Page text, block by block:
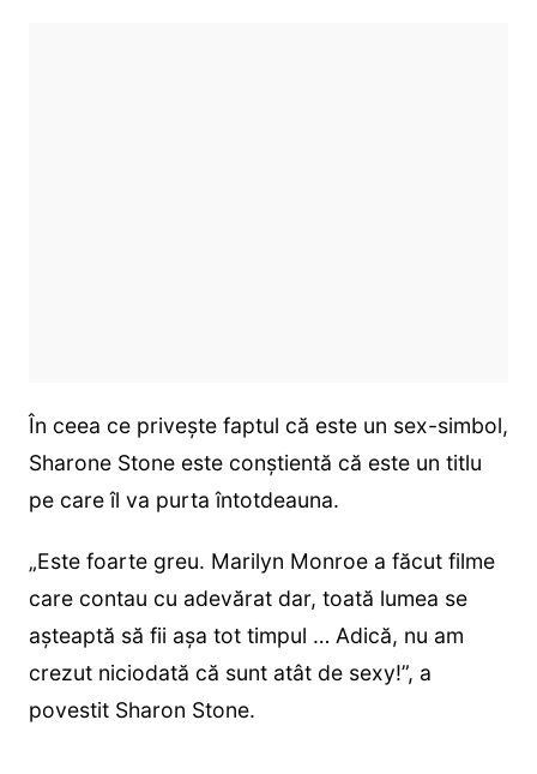
În ceea ce privește faptul că este un sex-simbol,
Sharone Stone este conștientă că este un titlu
pe care îl va purta întotdeauna.
„Este foarte greu. Marilyn Monroe a făcut filme
care contau cu adevărat dar, toată lumea se
așteaptă să fii așa tot timpul … Adică, nu am
crezut niciodată că sunt atât de sexy!”, a
povestit Sharon Stone.